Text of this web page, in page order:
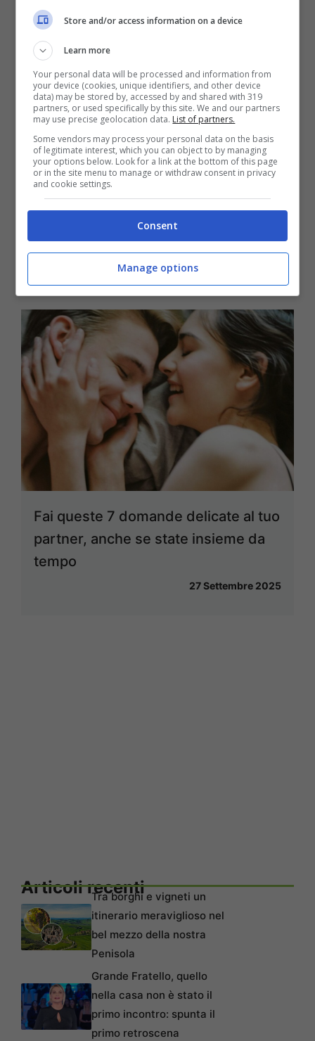
Per la psicologia non è un buon
segno se vai su Instagram e fai
questo, ogni volta
29 Settembre 2025
Fai queste 7 domande delicate al tuo
partner, anche se state insieme da
tempo
27 Settembre 2025
Articoli recentiTra borghi e vigneti un
itinerario meraviglioso nel
bel mezzo della nostra
Penisola
Grande Fratello, quello
nella casa non è stato il
primo incontro: spunta il
primo retroscena
Store and/or access information on a device
Learn more
Your personal data will be processed and information from
your device (cookies, unique identifiers, and other device
data) may be stored by, accessed by and shared with 319
partners, or used specifically by this site. We and our partners
may use precise geolocation data. List of partners.
Some vendors may process your personal data on the basis
of legitimate interest, which you can object to by managing
your options below. Look for a link at the bottom of this page
or in the site menu to manage or withdraw consent in privacy
and cookie settings.
Consent
Manage options